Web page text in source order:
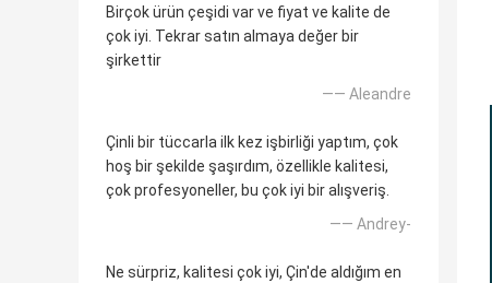
Birçok ürün çeşidi var ve fiyat ve kalite de
çok iyi. Tekrar satın almaya değer bir
şirkettir
—— Aleandre
Çinli bir tüccarla ilk kez işbirliği yaptım, çok
hoş bir şekilde şaşırdım, özellikle kalitesi,
çok profesyoneller, bu çok iyi bir alışveriş.
—— Andrey-
Ne sürpriz, kalitesi çok iyi, Çin'de aldığım en